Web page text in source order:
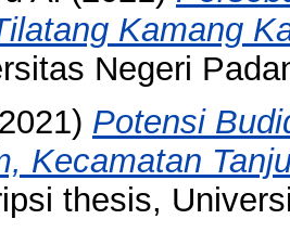
Kamang
Negeri
Potensi
Kecamatan
thesis,